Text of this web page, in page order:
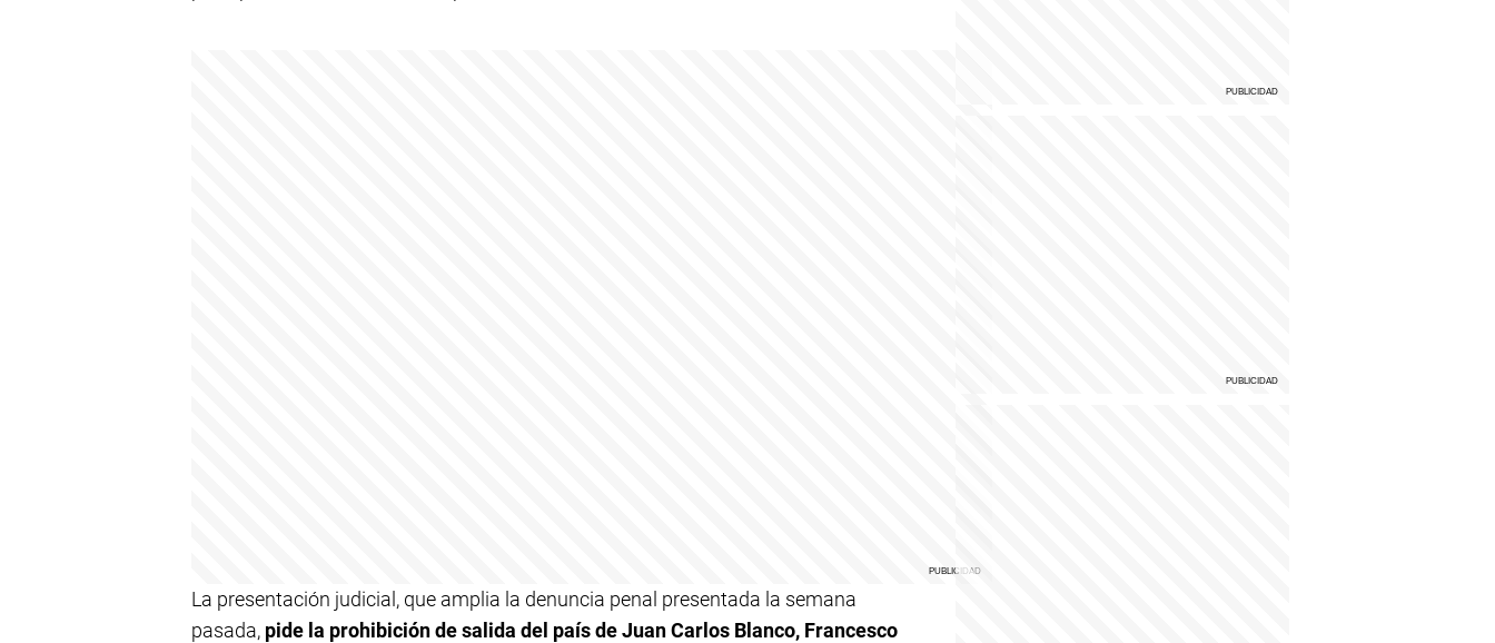
La presentación judicial, que amplia la denuncia penal presentada la semana
pasada, pide la prohibición de salida del país de Juan Carlos Blanco, Francesco